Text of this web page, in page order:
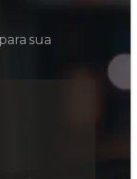
sua